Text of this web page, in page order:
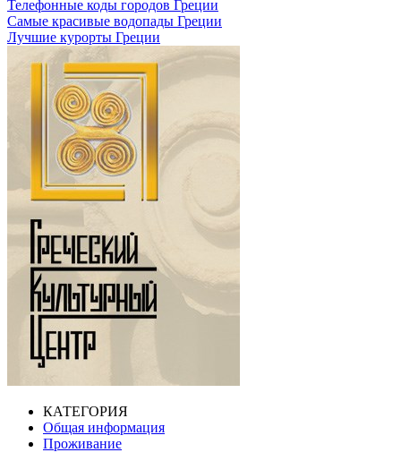
Телефонные коды городов Греции
Самые красивые водопады Греции
Лучшие курорты Греции
КАТЕГОРИЯ
Общая информация
Проживание